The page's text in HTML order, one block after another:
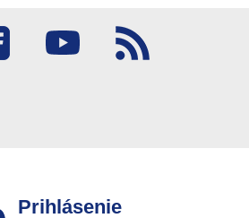
Prihlásenie